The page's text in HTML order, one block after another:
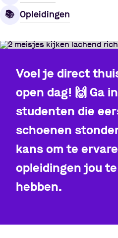
📚️️ Opleidingen
Voel je direct
open dag! 🙌 Ga
studenten die
schoenen
kans om te
opleidingen jou
hebben.